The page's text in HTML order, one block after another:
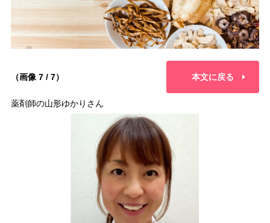
（画像 7 / 7） 本文に戻る
薬剤師の山形ゆかりさん